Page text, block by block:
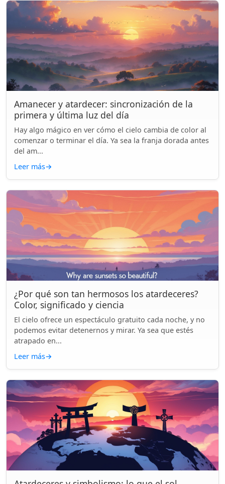
Amanecer y atardecer: sincronización de la
primera y última luz del día
Hay algo mágico en ver cómo el cielo cambia de color al
comenzar o terminar el día. Ya sea la franja dorada antes
del am...
Leer más→
¿Por qué son tan hermosos los atardeceres?
Color, significado y ciencia
El cielo ofrece un espectáculo gratuito cada noche, y no
podemos evitar detenernos y mirar. Ya sea que estés
atrapado en...
Leer más→